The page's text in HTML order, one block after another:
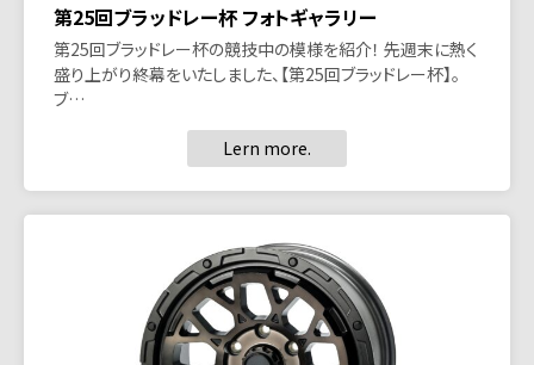
第25回ブラッドレー杯 フォトギャラリー
第25回ブラッドレー杯の競技中の模様を紹介！ 先週末に熱く
盛り上がり終幕をいたしました、【第25回ブラッドレー杯】。
ブ…
Lern more.